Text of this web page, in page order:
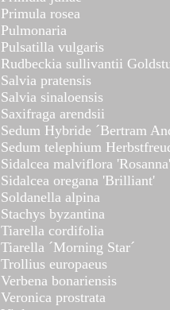
Primula rosea
Pulmonaria
Pulsatilla vulgaris
Rudbeckia sullivantii
Salvia pratensis
Salvia sinaloensis
Saxifraga arendsii
Sedum Hybride ´Bertram
Sedum telephium
Sidalcea malviflora 'Rosanna'
Sidalcea oregana 'Brilliant'
Soldanella alpina
Stachys byzantina
Tiarella cordifolia
Tiarella ´Morning Star´
Trollius europaeus
Verbena bonariensis
Veronica prostrata